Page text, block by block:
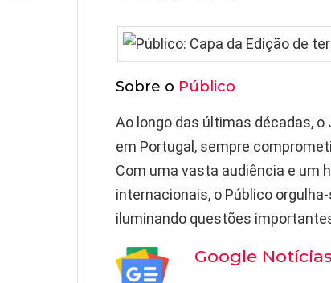
Sobre o Público
Ao longo das últimas décadas,
em Portugal, sempre
Com uma vasta audiência e um
internacionais, o Público
iluminando questões
Google Notícias